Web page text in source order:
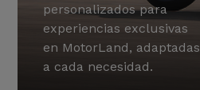
personalizados para
experiencias exclusivas
en MotorLand, adaptadas
a cada necesidad.